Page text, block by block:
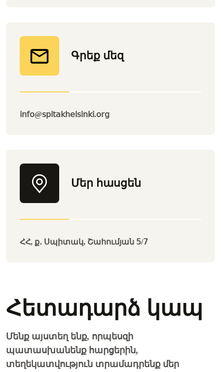
Գրեք մեզ
info@spitakhelsinki.org
Մեր հասցեն
ՀՀ, ք․ Սպիտակ, Շահումյան 5/7
Հետադարձ կապ
Մենք այստեղ ենք, որպեսզի
պատասխանենք հարցերին,
տեղեկատվություն տրամադրենք մեր